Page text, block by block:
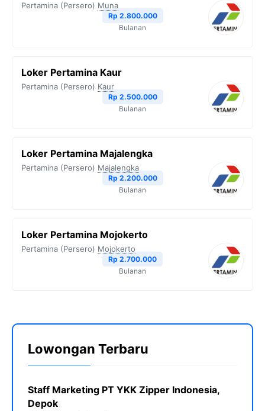
Pertamina (Persero) Muna
Rp 2.800.000
Bulanan
Loker Pertamina Kaur
Pertamina (Persero) Kaur
Rp 2.500.000
Bulanan
Loker Pertamina Majalengka
Pertamina (Persero) Majalengka
Rp 2.200.000
Bulanan
Loker Pertamina Mojokerto
Pertamina (Persero) Mojokerto
Rp 2.700.000
Bulanan
Lowongan Terbaru
Staff Marketing PT YKK Zipper Indonesia,
Depok